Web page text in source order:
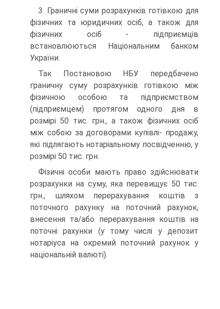
3. Граничні суми розрахунків готівкою для
фізичних та юридичних осіб, а також для
фізичних осіб - підприємців
встановлюються Національним банком
України.
Так Постановою НБУ передбачено
граничну суму розрахунків готівкою між
фізичною особою та підприємством
(підприємцем) протягом одного дня в
розмірі 50 тис. грн., а також фізичних осіб
між собою за договорами купівлі- продажу,
які підлягають нотаріальному посвідченню, у
розмірі 50 тис. грн.
Фізичні особи мають право здійснювати
розрахунки на суму, яка перевищує 50 тис.
грн., шляхом перерахування коштів з
поточного рахунку на поточний рахунок,
внесення та/або перерахування коштів на
поточні рахунки (у тому числі у депозит
нотаріуса на окремий поточний рахунок у
національній валюті).